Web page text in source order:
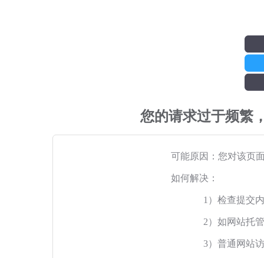
您的请求过于频繁
可能原因：您对该页
如何解决：
1）检查提交
2）如网站托
3）普通网站